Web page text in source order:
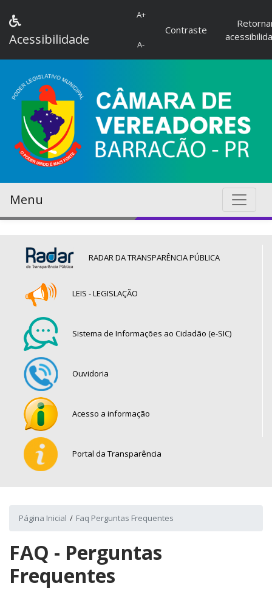
Acessibilidade
A+
A-
Contraste
Menu
RADAR DA TRANSPARÊNCIA PÚBLICA
LEIS - LEGISLAÇÃO
Sistema de Informações ao Cidadão (e-SIC)
Ouvidoria
Acesso a informação
Portal da Transparência
Página Inicial Faq Perguntas Frequentes
FAQ - Perguntas
Frequentes